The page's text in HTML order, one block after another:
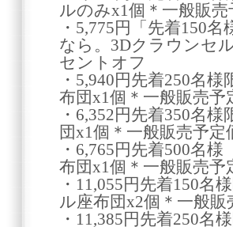
ルのみx1個＊一般販
・5,775円「先着150
なら。3Dクラウンセ
セントオフ
・5,940円先着250名
布団x1個＊一般販売
・6,352円先着350名
団x1個＊一般販売予
・6,765円先着500名
布団x1個＊一般販売
・11,055円先着150名
ル座布団x2個＊一般
・11,385円先着250名